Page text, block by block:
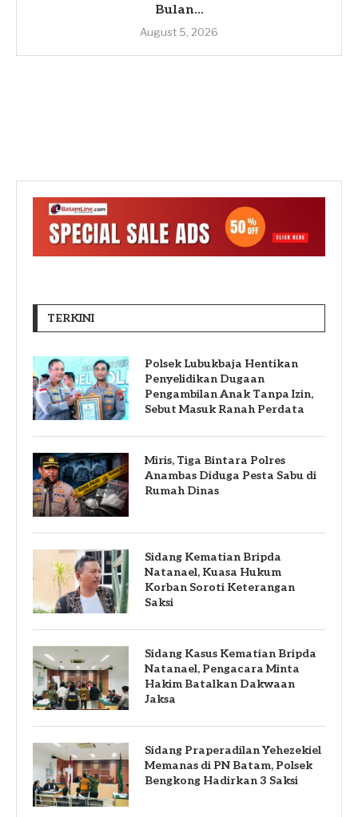
Bulan...
August 5, 2026
TERKINI
Polsek Lubukbaja Hentikan
Penyelidikan Dugaan
Pengambilan Anak Tanpa Izin,
Sebut Masuk Ranah Perdata
Miris, Tiga Bintara Polres
Anambas Diduga Pesta Sabu di
Rumah Dinas
Sidang Kematian Bripda
Natanael, Kuasa Hukum
Korban Soroti Keterangan
Saksi
Sidang Kasus Kematian Bripda
Natanael, Pengacara Minta
Hakim Batalkan Dakwaan
Jaksa
Sidang Praperadilan Yehezekiel
Memanas di PN Batam, Polsek
Bengkong Hadirkan 3 Saksi